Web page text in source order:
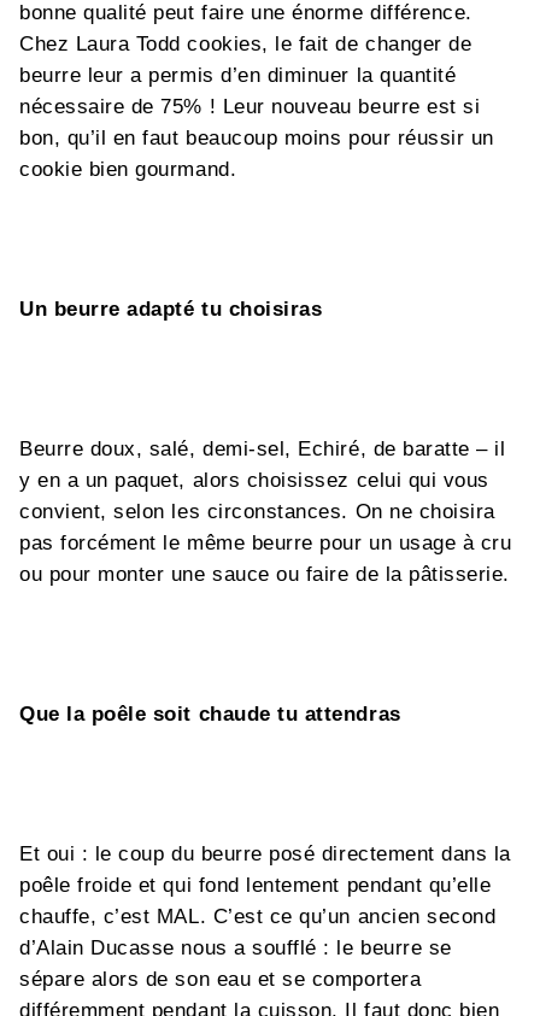
bonne qualité peut faire une énorme différence.
Chez Laura Todd cookies, le fait de changer de
beurre leur a permis d’en diminuer la quantité
nécessaire de 75% ! Leur nouveau beurre est si
bon, qu’il en faut beaucoup moins pour réussir un
cookie bien gourmand.
Un beurre adapté tu choisiras
Beurre doux, salé, demi-sel, Echiré, de baratte – il
y en a un paquet, alors choisissez celui qui vous
convient, selon les circonstances. On ne choisira
pas forcément le même beurre pour un usage à cru
ou pour monter une sauce ou faire de la pâtisserie.
Que la poêle soit chaude tu attendras
Et oui : le coup du beurre posé directement dans la
poêle froide et qui fond lentement pendant qu’elle
chauffe, c’est MAL. C’est ce qu’un ancien second
d’Alain Ducasse nous a soufflé : le beurre se
sépare alors de son eau et se comportera
différemment pendant la cuisson. Il faut donc bien